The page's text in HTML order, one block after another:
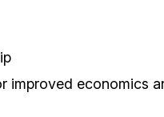
improved economics